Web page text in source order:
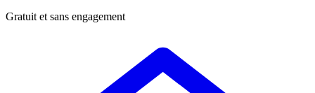
Gratuit et sans engagement